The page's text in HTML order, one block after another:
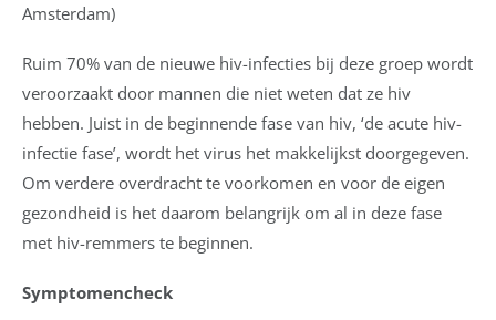
Amsterdam)
Ruim 70% van de nieuwe hiv-infecties bij deze groep wordt
veroorzaakt door mannen die niet weten dat ze hiv
hebben. Juist in de beginnende fase van hiv, ‘de acute hiv-
infectie fase’, wordt het virus het makkelijkst doorgegeven.
Om verdere overdracht te voorkomen en voor de eigen
gezondheid is het daarom belangrijk om al in deze fase
met hiv-remmers te beginnen.
Symptomencheck